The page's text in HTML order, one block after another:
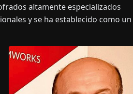
altamente especializados
y se ha establecido como un